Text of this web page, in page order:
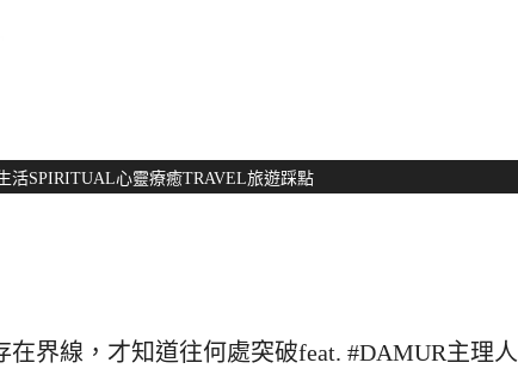
活SPIRITUAL心靈療癒TRAVEL旅遊踩點
界線，才知道往何處突破feat. #DAMUR主理